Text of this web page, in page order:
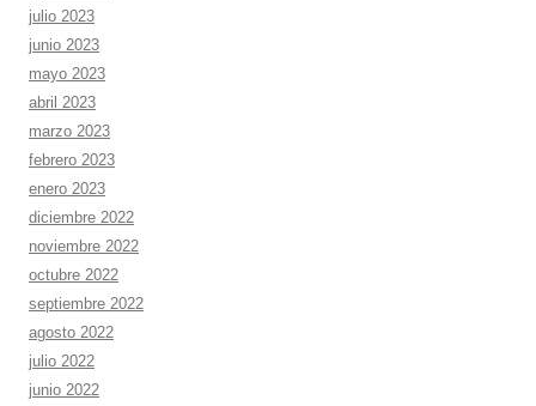
julio 2023
junio 2023
mayo 2023
abril 2023
marzo 2023
febrero 2023
enero 2023
diciembre 2022
noviembre 2022
octubre 2022
septiembre 2022
agosto 2022
julio 2022
junio 2022